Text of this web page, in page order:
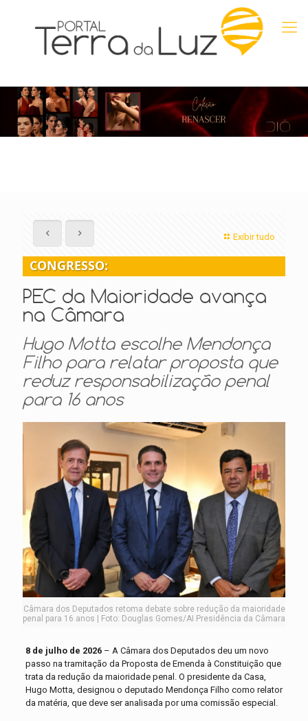
Exibir tudo
CONGRESSO:
PEC da Maioridade avança
na Câmara
Hugo Motta escolhe Mendonça
Filho para relatar proposta que
reduz responsabilização penal
para 16 anos
Câmara dos Deputados retoma debate sobre redução da maioridade
penal para 16 anos | Foto: Douglas Gomes/AI Presidência da Câmara
8 de julho de 2026– A Câmara dos Deputados deu um novo
passo na tramitação da Proposta de Emenda à Constituição que
trata da redução da maioridade penal. O presidente da Casa,
Hugo Motta, designou o deputado Mendonça Filho como relator
da matéria, que deve ser analisada por uma comissão especial.